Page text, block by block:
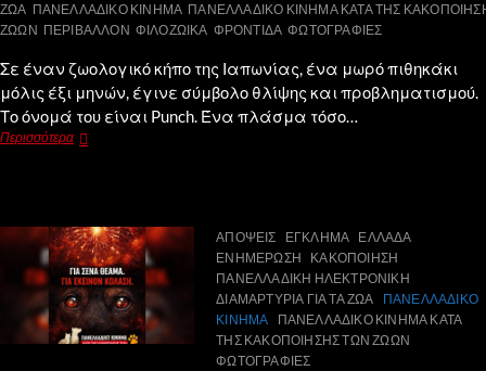
ΖΩΑ ΠΑΝΕΛΛΑΔΙΚΟ ΚΙΝΗΜΑ ΠΑΝΕΛΛΑΔΙΚΟ ΚΙΝΗΜΑ ΚΑΤΑ ΤΗΣ
ΖΩΩΝ ΠΕΡΙΒΑΛΛΟΝ ΦΙΛΟΖΩΙΚΑ ΦΡΟΝΤΙΔΑ ΦΩΤΟΓΡΑΦΙΕΣ
Σε έναν ζωολογικό κήπο της Ιαπωνίας, ένα μωρό πιθηκάκι
μόλις έξι μηνών, έγινε σύμβολο θλίψης και προβληματισμού.
Το όνομά του είναι Punch. Ένα πλάσμα τόσο…
Περισσότερα
ΑΠΟΨΕΙΣ ΕΓΚΛΗΜΑ ΕΛΛΑΔΑ
ΕΝΗΜΕΡΩΣΗ
ΚΑΚΟΠΟΙΗΣΗ
ΠΑΝΕΛΛΑΔΙΚΗ ΗΛΕΚΤΡΟΝΙΚΗ
ΔΙΑΜΑΡΤΥΡΙΑ ΓΙΑ ΤΑ ΖΩΑ
ΠΑΝΕΛΛΑΔΙΚΟ
ΚΙΝΗΜΑ
ΠΑΝΕΛΛΑΔΙΚΟ ΚΙΝΗΜΑ ΚΑΤΑ
ΤΗΣ ΚΑΚΟΠΟΙΗΣΗΣ ΤΩΝ ΖΩΩΝ
ΦΩΤΟΓΡΑΦΙΕΣ